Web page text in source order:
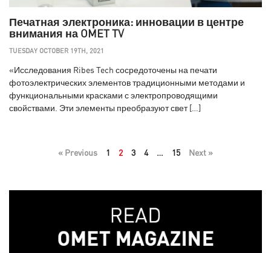
Печатная электроника: инновации в центре
внимания на OMET TV
TUESDAY OCTOBER 19TH, 2021
«Исследования Ribes Tech сосредоточены на печати
фотоэлектрических элементов традиционными методами и
функциональными красками с электропроводящими
свойствами. Эти элементы преобразуют свет […]
« Previous 1 2 3 4 … 15 Next »